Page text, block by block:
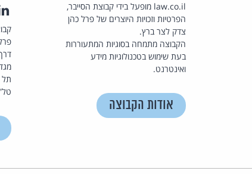
law.co.il מופעל בידי קבוצת הסייבר,
הפרטיות וזכויות היוצרים של פרל כהן
צדק לצר ברץ.
הקבוצה מתמחה בסוגיות המתעוררות
בעת שימוש בטכנולוגיות מידע
ואינטרנט.
אודות הקבוצה
דרך
תל
טל': 03-